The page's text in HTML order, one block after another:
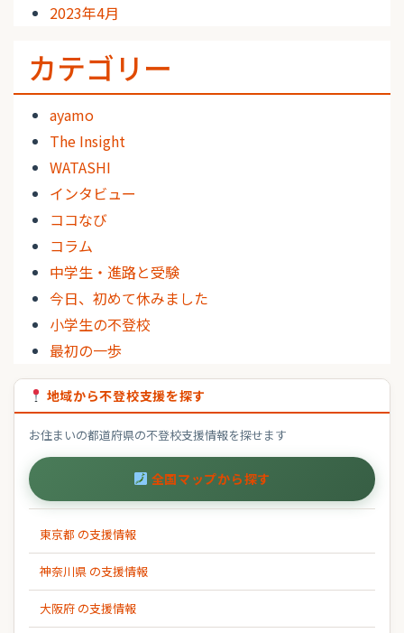
2023年4月
カテゴリー
ayamo
The Insight
WATASHI
インタビュー
ココなび
コラム
中学生・進路と受験
今日、初めて休みました
小学生の不登校
最初の一歩
地域から不登校支援を探す
お住まいの都道府県の不登校支援情報を探せます
全国マップから探す
東京都 の支援情報
神奈川県 の支援情報
大阪府 の支援情報